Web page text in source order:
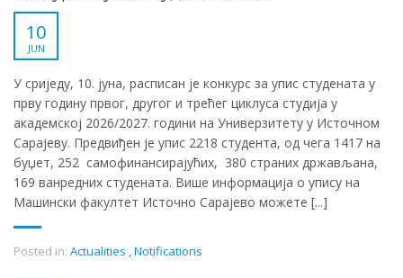
10
JUN
У сриједу, 10. јуна, расписан је конкурс за упис студената у
прву годину првог, другог и трећег циклуса студија у
академској 2026/2027. години на Универзитету у Источном
Сарајеву. Предвиђен је упис 2218 студента, од чега 1417 на
буџет, 252 самофинансирајућих, 380 страних држављана,
169 ванредних студената. Више информација о упису на
Машински факултет Источно Сарајево можете [...]
Posted in: Actualities ,Notifications